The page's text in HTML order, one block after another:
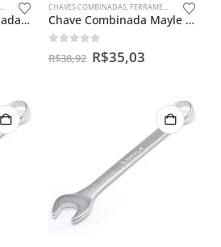
Chave T Longa Articulada 16mm Troca Velas Ignição
CHAVES COMBINADAS, FERRAMENTAS MANUAIS
Chave Combinada Mayle 27mm
out of 5
R$38,92 R$35,03